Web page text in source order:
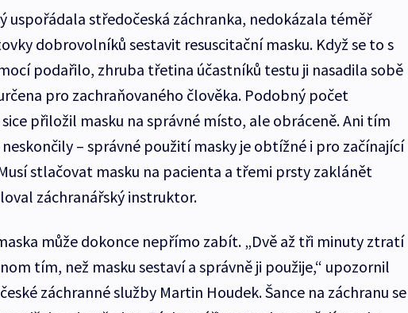
uspořádala středočeská záchranka, nedokázala téměř
dobrovolníků sestavit resuscitační masku. Když se to s
podařilo, zhruba třetina účastníků testu ji nasadila sobě
pro zachraňovaného člověka. Podobný počet
přiložil masku na správné místo, ale obráceně. Ani tím
– správné použití masky je obtížné i pro začínající
stlačovat masku na pacienta a třemi prsty zaklánět
záchranářský instruktor.
může dokonce nepřímo zabít. „Dvě až tři minuty ztratí
tím, než masku sestaví a správně ji použije,“ upozornil
záchranné služby Martin Houdek. Šance na záchranu se